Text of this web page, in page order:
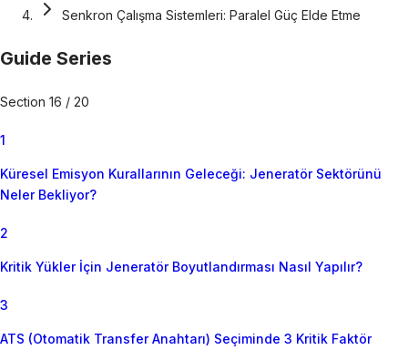
Senkron Çalışma Sistemleri: Paralel Güç Elde Etme
Guide Series
Section 16 / 20
1
Küresel Emisyon Kurallarının Geleceği: Jeneratör Sektörünü
Neler Bekliyor?
2
Kritik Yükler İçin Jeneratör Boyutlandırması Nasıl Yapılır?
3
ATS (Otomatik Transfer Anahtarı) Seçiminde 3 Kritik Faktör